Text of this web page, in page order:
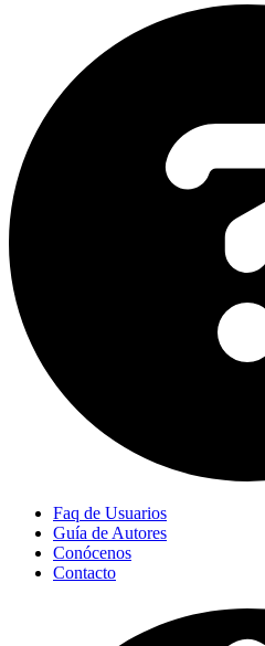
Faq de Usuarios
Guía de Autores
Conócenos
Contacto